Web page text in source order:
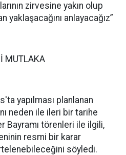
zirvesine yakın olup
yaklaşacağını anlayacağız”
MUTLAKA
yapılması planlanan
neden ile ileri bir tarihe
Bayramı törenleri ile ilgili,
resmi bir karar
söyledi.